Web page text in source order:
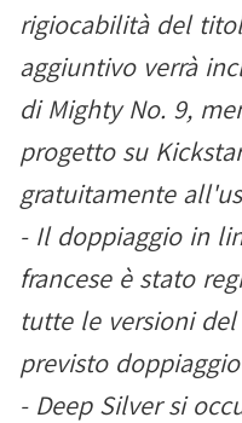
rigiocabilità del
aggiuntivo verrà
di Mighty No. 9,
progetto su
gratuitamente
- Il doppiaggio in
francese è stato
tutte le versioni
previsto
- Deep Silver si